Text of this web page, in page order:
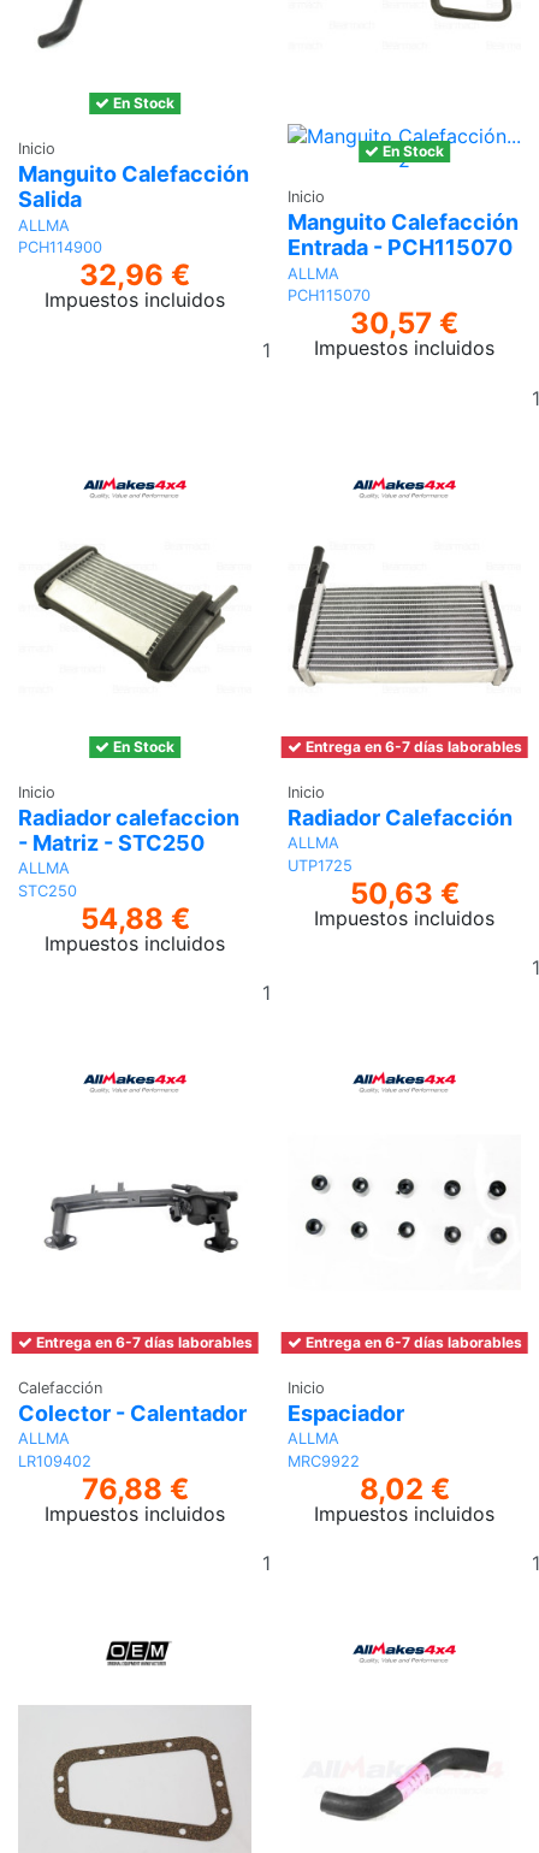
En Stock
Inicio
Manguito Calefacción
Salida
ALLMA
PCH114900
32,96 €
Impuestos incluidos
Añadir
al
En Stock
Inicio
Manguito Calefacción
Entrada - PCH115070
ALLMA
PCH115070
30,57 €
Impuestos incluidos
En Stock
Inicio
Radiador calefaccion
- Matriz - STC250
ALLMA
STC250
54,88 €
Impuestos incluidos
Entrega en 6-7 días laborables
Inicio
Radiador Calefacción
ALLMA
UTP1725
50,63 €
Impuestos incluidos
Entrega en 6-7 días laborables
Calefacción
Colector - Calentador
ALLMA
LR109402
76,88 €
Impuestos incluidos
Entrega en 6-7 días laborables
Inicio
Espaciador
ALLMA
MRC9922
8,02 €
Impuestos incluidos